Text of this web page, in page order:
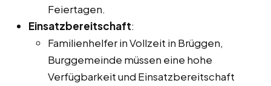
Feiertagen.
Einsatzbereitschaft:
Familienhelfer in Vollzeit in Brüggen,
Burggemeinde müssen eine hohe
Verfügbarkeit und Einsatzbereitschaft